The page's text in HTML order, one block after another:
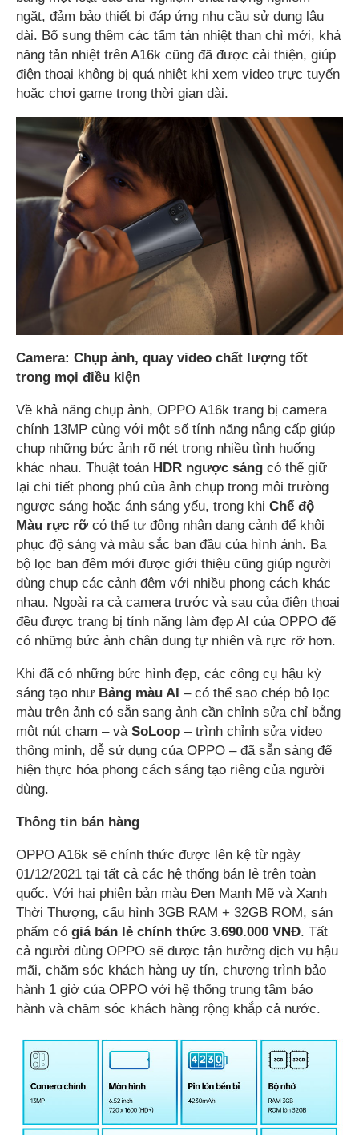
ngặt, đảm bảo thiết bị đáp ứng nhu cầu sử dụng lâu
dài. Bổ sung thêm các tấm tản nhiệt than chì mới, khả
năng tản nhiệt trên A16k cũng đã được cải thiện, giúp
điện thoại không bị quá nhiệt khi xem video trực tuyến
hoặc chơi game trong thời gian dài.
Camera: Chụp ảnh, quay video chất lượng tốt
trong mọi điều kiện
Về khả năng chụp ảnh, OPPO A16k trang bị camera
chính 13MP cùng với một số tính năng nâng cấp giúp
chụp những bức ảnh rõ nét trong nhiều tình huống
khác nhau. Thuật toán HDR ngược sáng có thể giữ
lại chi tiết phong phú của ảnh chụp trong môi trường
ngược sáng hoặc ánh sáng yếu, trong khi Chế độ
Màu rực rỡ có thể tự động nhận dạng cảnh để khôi
phục độ sáng và màu sắc ban đầu của hình ảnh. Ba
bộ lọc ban đêm mới được giới thiệu cũng giúp người
dùng chụp các cảnh đêm với nhiều phong cách khác
nhau. Ngoài ra cả camera trước và sau của điện thoại
đều được trang bị tính năng làm đẹp AI của OPPO để
có những bức ảnh chân dung tự nhiên và rực rỡ hơn.
Khi đã có những bức hình đẹp, các công cụ hậu kỳ
sáng tạo như Bảng màu AI – có thể sao chép bộ lọc
màu trên ảnh có sẵn sang ảnh cần chỉnh sửa chỉ bằng
một nút chạm – và SoLoop – trình chỉnh sửa video
thông minh, dễ sử dụng của OPPO – đã sẵn sàng để
hiện thực hóa phong cách sáng tạo riêng của người
dùng.
Thông tin bán hàng
OPPO A16k sẽ chính thức được lên kệ từ ngày
01/12/2021 tại tất cả các hệ thống bán lẻ trên toàn
quốc. Với hai phiên bản màu Đen Mạnh Mẽ và Xanh
Thời Thượng, cấu hình 3GB RAM + 32GB ROM, sản
phẩm có giá bán lẻ chính thức 3.690.000 VNĐ. Tất
cả người dùng OPPO sẽ được tận hưởng dịch vụ hậu
mãi, chăm sóc khách hàng uy tín, chương trình bảo
hành 1 giờ của OPPO với hệ thống trung tâm bảo
hành và chăm sóc khách hàng rộng khắp cả nước.